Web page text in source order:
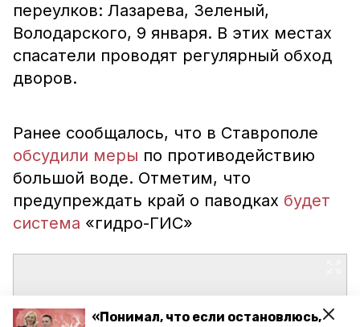
«Понимал, что если остановлюсь,
переулков: Лазарева, Зеленый,
Володарского, 9 января. В этих местах
спасатели проводят регулярный обход
дворов.
Ранее сообщалось, что в Ставрополе
обсудили меры по противодействию
большой воде. Отметим, что
предупреждать край о паводках будет
система «гидро-ГИС»